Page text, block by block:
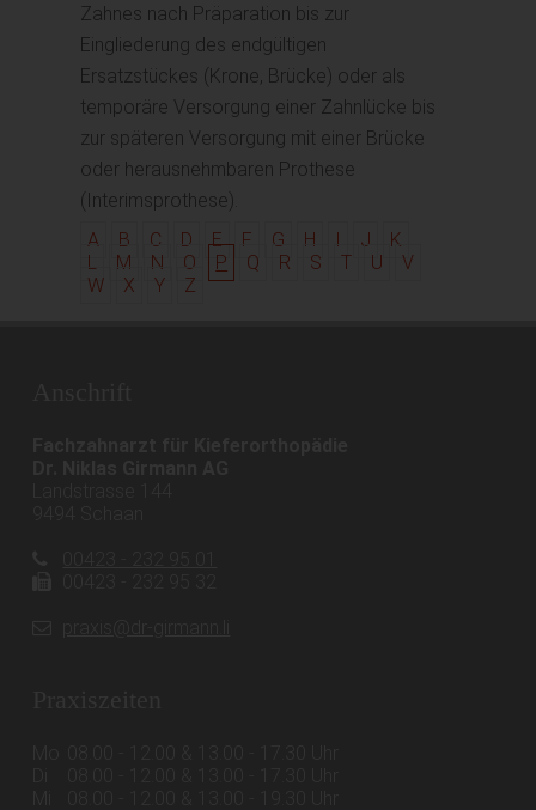
Zahnes nach Präparation bis zur
Eingliederung des endgültigen
Ersatzstückes (Krone, Brücke) oder als
temporäre Versorgung einer Zahnlücke bis
zur späteren Versorgung mit einer Brücke
oder herausnehmbaren Prothese
(Interimsprothese).
A
B C D E F G H I J
K
L
M N O P Q R S T U
V
W
X Y Z